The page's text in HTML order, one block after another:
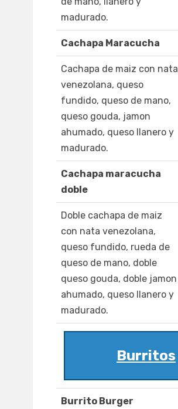
madurado.
Cachapa Maracucha
Cachapa de maiz con nata
venezolana, queso
fundido, queso de mano,
queso gouda, jamon
ahumado, queso llanero y
madurado.
Cachapa maracucha
doble
Doble cachapa de maiz
con nata venezolana,
queso fundido, rueda de
queso de mano, doble
queso gouda, doble jamon
ahumado, queso llanero y
madurado.
Burritos
Burrito Burger